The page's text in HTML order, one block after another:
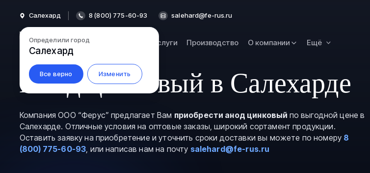
Салехард
Определили город
Салехард
Все верно Изменить
8 (800) 775-60-93 salehard@fe-rus.ru
Каталог Услуги Производство О компании Ещё
Анод цинковый в Салехарде
Компания ООО “Ферус” предлагает Вам приобрести анод цинковый по выгодной цене в
Салехарде. Отличные условия на оптовые заказы, широкий сортамент продукции.
Оставить заявку на приобретение и уточнить сроки доставки вы можете по номеру 8
(800) 775-60-93, или написав нам на почту salehard@fe-rus.ru